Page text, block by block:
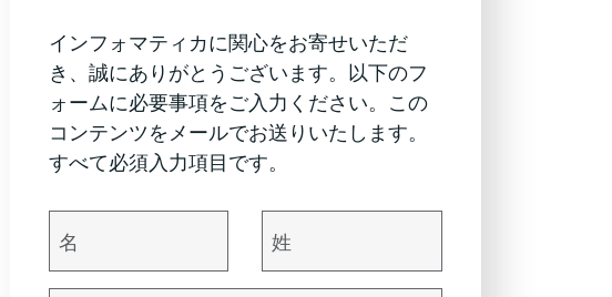
インフォマティカに関心をお寄せいただ
き、誠にありがとうございます。以下のフ
ォームに必要事項をご入力ください。この
コンテンツをメールでお送りいたします。
すべて必須入力項目です。